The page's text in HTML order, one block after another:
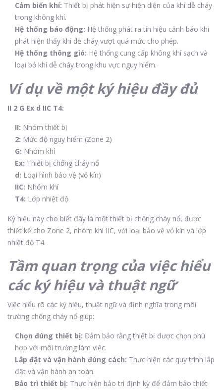
Cảm biến khí: Thiết bị phát hiện sự hiện diện của khí dễ cháy
trong không khí.
Hệ thống báo động: Hệ thống phát ra tín hiệu cảnh báo khi
phát hiện thấy khí dễ cháy vượt quá mức cho phép.
Hệ thống thông gió: Hệ thống cung cấp không khí sạch và
loại bỏ khí dễ cháy trong khu vực nguy hiểm.
Ví dụ về một ký hiệu đầy đủ
II 2 G Ex d IIC T4:
II: Nhóm thiết bị
2: Mức độ nguy hiểm (Zone 2)
G: Nhóm khí
Ex: Thiết bị chống cháy nổ
d: Loại hình bảo vệ (vỏ kín)
IIC: Nhóm khí
T4: Lớp nhiệt độ
Ký hiệu này cho biết đây là một thiết bị chống cháy nổ, được
thiết kế cho Zone 2, nhóm khí IIC, với loại bảo vệ vỏ kín và lớp
nhiệt độ T4.
Tầm quan trọng của việc hiểu
các ký hiệu và thuật ngữ
Việc hiểu rõ các ký hiệu, thuật ngữ và định nghĩa trong môi
trường chống cháy nổ giúp:
Chọn đúng thiết bị: Đảm bảo rằng thiết bị được chọn phù
hợp với môi trường làm việc.
Lắp đặt và vận hành đúng cách: Thực hiện các quy trình lắp
đặt và vận hành an toàn.
Bảo trì thiết bị: Thực hiện bảo trì định kỳ để đảm bảo thiết